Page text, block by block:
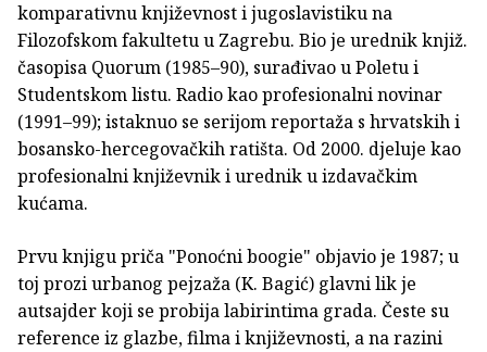
komparativnu književnost i jugoslavistiku na
Filozofskom fakultetu u Zagrebu. Bio je urednik knjiž.
časopisa Quorum (1985–90), surađivao u Poletu i
Studentskom listu. Radio kao profesionalni novinar
(1991–99); istaknuo se serijom reportaža s hrvatskih i
bosansko-hercegovačkih ratišta. Od 2000. djeluje kao
profesionalni književnik i urednik u izdavačkim
kućama.
Prvu knjigu priča "Ponoćni boogie" objavio je 1987; u
toj prozi urbanog pejzaža (K. Bagić) glavni lik je
autsajder koji se probija labirintima grada. Česte su
reference iz glazbe, filma i književnosti, a na razini